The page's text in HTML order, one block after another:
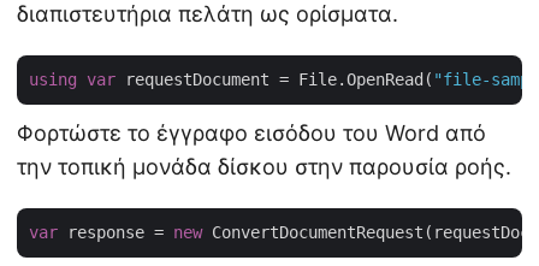
διαπιστευτήρια πελάτη ως ορίσματα.
using var requestDocument = File.OpenRead( "file-
Φορτώστε το έγγραφο εισόδου του Word από
την τοπική μονάδα δίσκου στην παρουσία ροής.
var response = new